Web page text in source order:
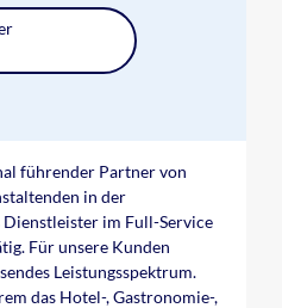
führender Partner von
in der
im Full-Service
Für unsere Kunden
Leistungsspektrum.
das Hotel-, Gastronomie-,